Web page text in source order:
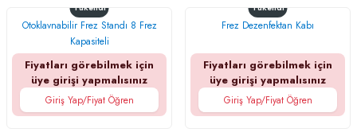
Tükendi
Otoklavnabilir Frez Standı 8 Frez
Kapasiteli
Fiyatları görebilmek için
üye girişi yapmalısınız
Giriş Yap/Fiyat Öğren
Tükendi
Frez Dezenfektan Kabı
Fiyatları görebilmek için
üye girişi yapmalısınız
Giriş Yap/Fiyat Öğren